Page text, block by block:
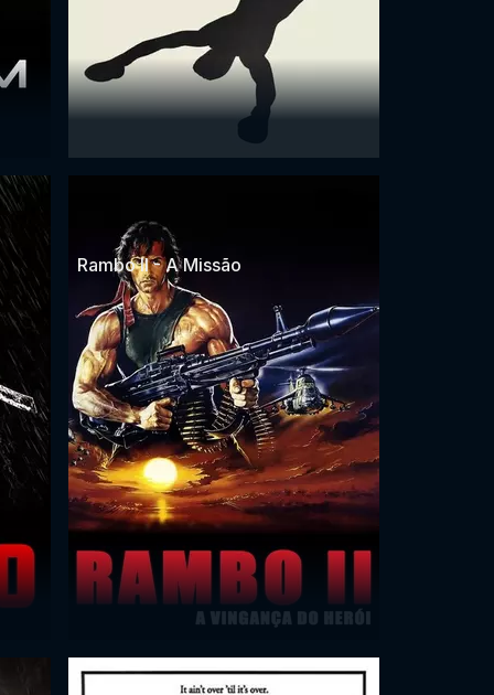
Rambo II - A Missão